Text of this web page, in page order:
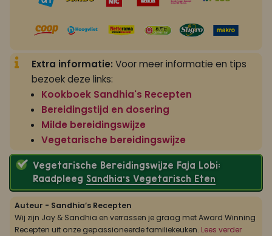
Extra informatie: Voor meer informatie en tips
bezoek deze links:
Kookboek Sandhia's Recepten
Bereidingstijd en dosering
Milde bereidingswijze
Vegetarische bereidingswijze
Vegetarische Bereidingswijze Faja Lobi:
Raadpleeg Sandhia’s Vegetarisch Eten
Auteur - Sandhia’s Recepten
Wij zijn Jay & Sandhia en verrassen je graag met Award Winning
Recepten uit onze gepassioneerde familiekeuken. Lees verder